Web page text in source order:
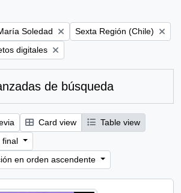
Soledad Remove filter:
Sexta Región (Chile)
filter:digitales
de búsqueda
Card view
Table view
final
en orden ascendente